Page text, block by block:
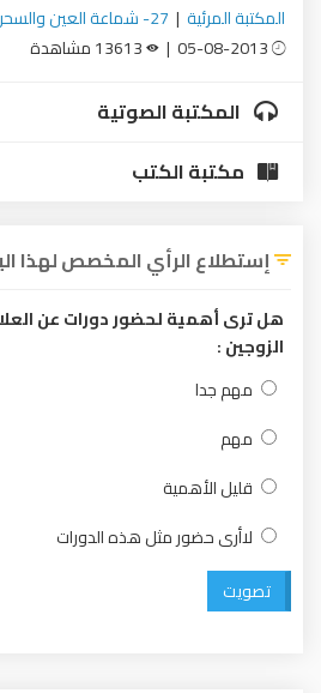
المكتبة المرئية | 27- شماعة العين والسحر
المكتبة الصوتية
مكتبة الكتب
إستطلاع الرأي المخصص لهذا
هل ترى أهمية لحضور دورات عن
الزوجين :
مهم جدا
مهم
قليل الأهمية
لاأرى حضور مثل هذه الدورات
تصويت